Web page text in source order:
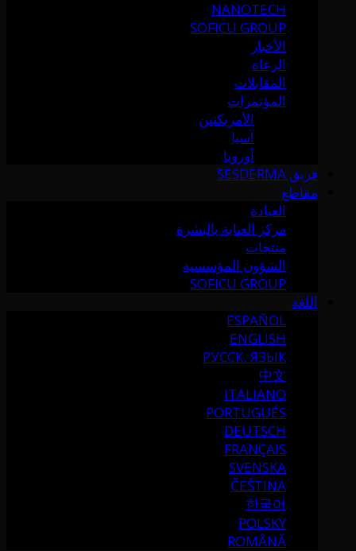
NANOTECH
SOFICU GROUP
الأخبار
الرعاة
المقابلات
المؤتمرات
الأمريكتين
آسيا
أوروبا
فريق SESDERMA
مقاطع
العيادة
مركز العناية بالبشرة
منتجات
الشؤون المؤسسية
SOFICU GROUP
اللغة
ESPAÑOL
ENGLISH
РУССК. ЯЗЫК
中文
ITALIANO
PORTUGUÉS
DEUTSCH
FRANÇAIS
SVENSKA
ČEŠTINA
한국어
POLSKY
ROMÂNĂ